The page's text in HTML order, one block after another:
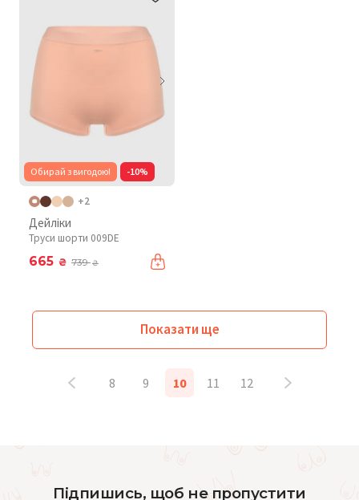
Обирай з вигодою! -10%
+2
Дейліки
Труси шорти 009DE
665 ₴ 739₴
Показати ще
8 9 10 11 12
Підпишись, щоб не пропустити